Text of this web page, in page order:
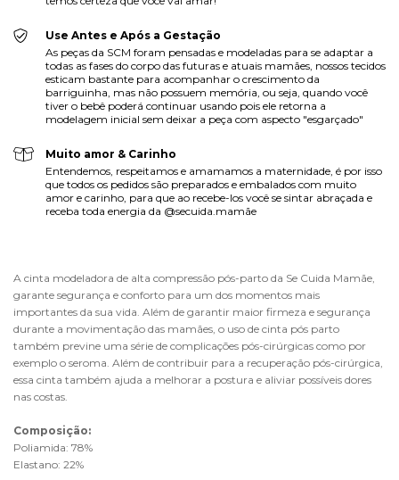
Use Antes e Após a Gestação
As peças da SCM foram pensadas e modeladas para se adaptar a
todas as fases do corpo das futuras e atuais mamães, nossos tecidos
esticam bastante para acompanhar o crescimento da
barriguinha, mas não possuem memória, ou seja, quando você
tiver o bebê poderá continuar usando pois ele retorna a
modelagem inicial sem deixar a peça com aspecto "esgarçado"
Muito amor & Carinho
Entendemos, respeitamos e amamamos a maternidade, é por isso
que todos os pedidos são preparados e embalados com muito
amor e carinho, para que ao recebe-los você se sintar abraçada e
receba toda energia da @secuida.mamãe
A cinta modeladora de alta compressão pós-parto da Se Cuida Mamãe,
garante segurança e conforto para um dos momentos mais
importantes da sua vida. Além de garantir maior firmeza e segurança
durante a movimentação das mamães, o uso de cinta pós parto
também previne uma série de complicações pós-cirúrgicas como por
exemplo o seroma. Além de contribuir para a recuperação pós-cirúrgica,
essa cinta também ajuda a melhorar a postura e aliviar possíveis dores
nas costas.
Composição:
Poliamida: 78%
Elastano: 22%